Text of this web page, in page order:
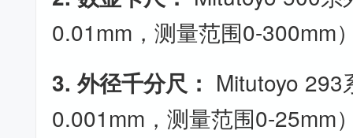
0.01mm，测量范围0-300mm
3. 外径千分尺： Mitutoyo 293
0.001mm，测量范围0-25mm